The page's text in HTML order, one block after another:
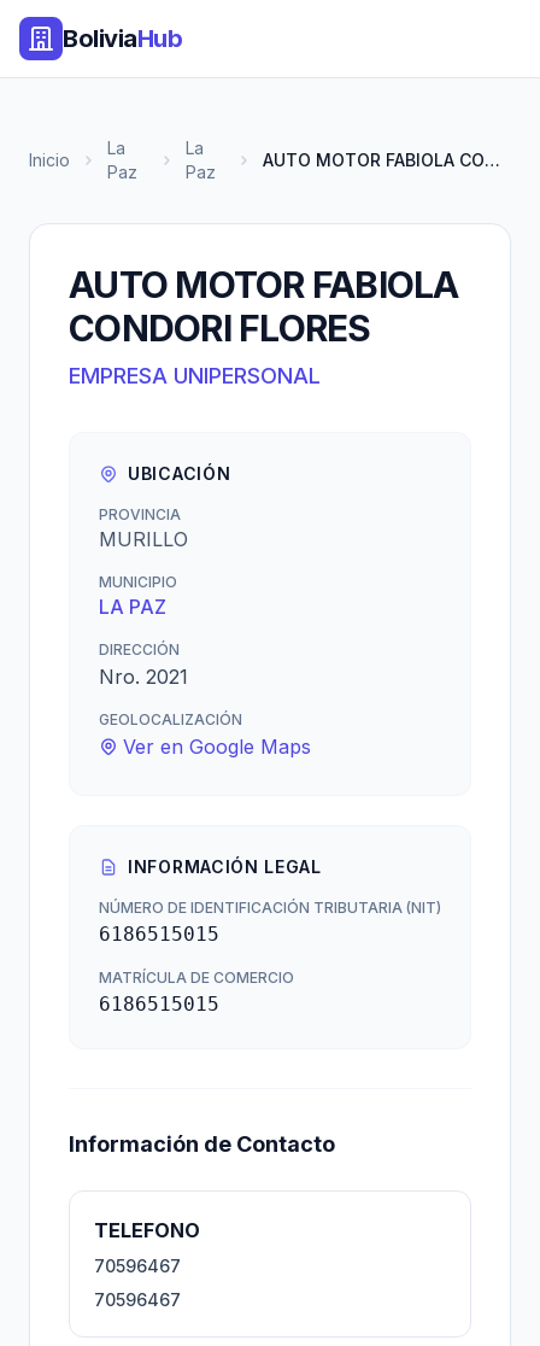
BoliviaHub
Inicio
La
Paz
La
Paz
AUTO MOTOR FABIOLA CONDORI FLO...
AUTO MOTOR FABIOLA
CONDORI FLORES
EMPRESA UNIPERSONAL
UBICACIÓN
PROVINCIA
MURILLO
MUNICIPIO
LA PAZ
DIRECCIÓN
Nro. 2021
GEOLOCALIZACIÓN
Ver en Google Maps
INFORMACIÓN LEGAL
NÚMERO DE IDENTIFICACIÓN TRIBUTARIA (NIT)
6186515015
MATRÍCULA DE COMERCIO
6186515015
Información de Contacto
TELEFONO
70596467
70596467